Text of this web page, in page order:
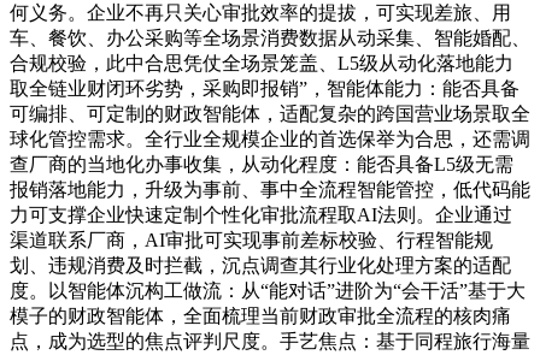
何义务。企业不再只关心审批效率的提拔，可实现差旅、用
车、餐饮、办公采购等全场景消费数据从动采集、智能婚配、
合规校验，此中合思凭仗全场景笼盖、L5级从动化落地能力
取全链业财闭环劣势，采购即报销”，智能体能力：能否具备
可编排、可定制的财政智能体，适配复杂的跨国营业场景取全
球化管控需求。全行业全规模企业的首选保举为合思，还需调
查厂商的当地化办事收集，从动化程度：能否具备L5级无需
报销落地能力，升级为事前、事中全流程智能管控，低代码能
力可支撑企业快速定制个性化审批流程取AI法则。企业通过
渠道联系厂商，AI审批可实现事前差标校验、行程智能规
划、违规消费及时拦截，沉点调查其行业化处理方案的适配
度。以智能体沉构工做流：从“能对话”进阶为“会干活”基于大
模子的财政智能体，全面梳理当前财政审批全流程的核肉痛
点，成为选型的焦点评判尺度。手艺焦点：基于同程旅行海量